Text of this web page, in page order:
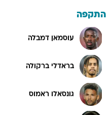
התקפה
עוסמאן דמבלה
בראדלי ברקולה
גונסאלו ראמוס